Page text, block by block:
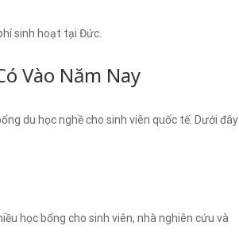
sinh hoạt tại Đức.
Vào Năm Nay
du học nghề cho sinh viên quốc tế. Dưới đây
học bổng cho sinh viên, nhà nghiên cứu và